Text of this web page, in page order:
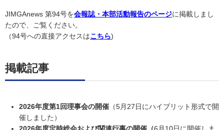
協会連絡先
協会案内
出版物・物品の販売
JIMGAnews 第94号を会報誌・本部活動報告のページに掲載しまし
たので、ご覧ください。
（94号への直接アクセスはこちら)
掲載記事
2026年度第1回理事会の開催 （5月27日にハイブリット形式で開
催しました）